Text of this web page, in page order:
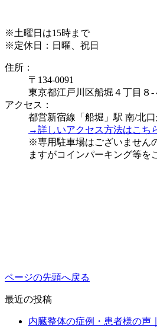
※土曜日は15時まで
※定休日：日曜、祝日
住所：
〒134-0091
東京都江戸川区船堀４丁目８-
アクセス：
都営新宿線「船堀」駅 南/北
→詳しいアクセス方法はこち
※専用駐車場はございません
ますがコインパーキング等を
ページの先頭へ戻る
最近の投稿
内臓整体の症例・患者様の声